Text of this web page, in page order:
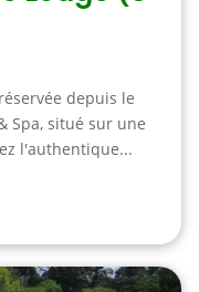
depuis le
Spa, situé sur une
l'authentique...